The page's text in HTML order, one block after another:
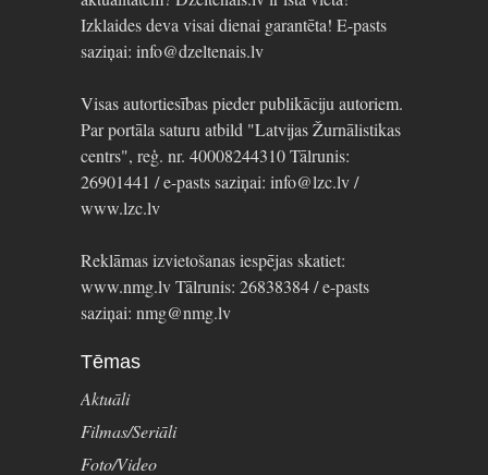
Izklaides deva visai dienai garantēta! E-pasts
saziņai: info@dzeltenais.lv
Visas autortiesības pieder publikāciju autoriem.
Par portāla saturu atbild "Latvijas Žurnālistikas
centrs", reģ. nr. 40008244310 Tālrunis:
26901441 / e-pasts saziņai: info@lzc.lv /
www.lzc.lv
Reklāmas izvietošanas iespējas skatiet:
www.nmg.lv Tālrunis: 26838384 / e-pasts
saziņai: nmg@nmg.lv
Tēmas
Aktuāli
Filmas/Seriāli
Foto/Video